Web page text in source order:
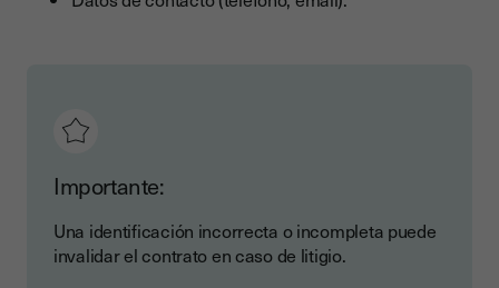
Importante:
Una identificación incorrecta o incompleta puede
invalidar el contrato en caso de litigio.